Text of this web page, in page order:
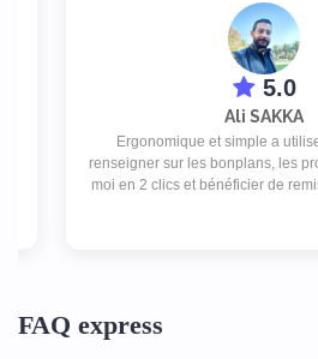
5.0
Ali SAKKA
Ergonomique et simple a
renseigner sur les bonplans, les
moi en 2 clics et bénéficier de
FAQ express